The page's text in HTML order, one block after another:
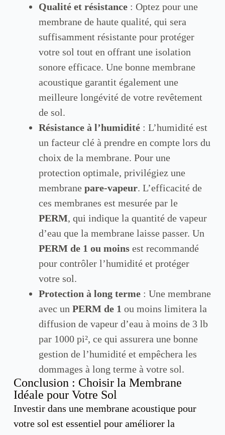
Qualité et résistance: Optez pour une
membrane de haute qualité, qui sera
suffisamment résistante pour protéger
votre sol tout en offrant une isolation
sonore efficace. Une bonne membrane
acoustique garantit également une
meilleure longévité de votre revêtement
de sol.
Résistance à l’humidité: L’humidité est
un facteur clé à prendre en compte lors du
choix de la membrane. Pour une
protection optimale, privilégiez une
membrane pare-vapeur. L’efficacité de
ces membranes est mesurée par le
PERM, qui indique la quantité de vapeur
d’eau que la membrane laisse passer. Un
PERM de 1 ou moinsest recommandé
pour contrôler l’humidité et protéger
votre sol.
Protection à long terme: Une membrane
avec un PERM de 1 ou moins limitera la
diffusion de vapeur d’eau à moins de 3 lb
par 1000 pi², ce qui assurera une bonne
gestion de l’humidité et empêchera les
dommages à long terme à votre sol.
Conclusion : Choisir la Membrane
Idéale pour Votre Sol
Investir dans une membrane acoustique pour
votre sol est essentiel pour améliorer la